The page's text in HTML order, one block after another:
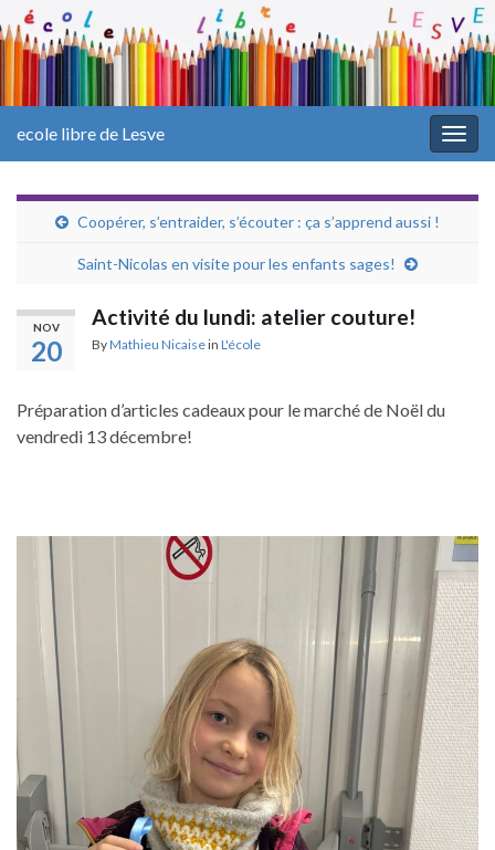
ecole libre de Lesve
Coopérer, s’entraider, s’écouter : ça s’apprend aussi !
Saint-Nicolas en visite pour les enfants sages!
NOV
20
Activité du lundi: atelier couture!
ByMathieu Nicaisein L'école
Préparation d’articles cadeaux pour le marché de Noël du
vendredi 13 décembre!